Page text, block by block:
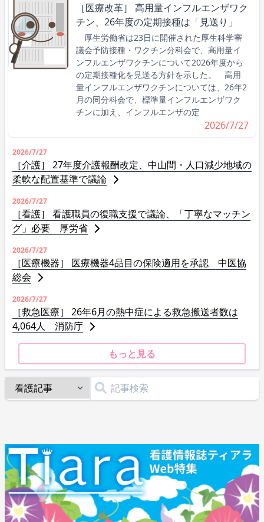
［医療改革］ 高用量インフルエンザワク
チン、26年度の定期接種は「見送り」
厚生労働省は23日に開催された厚生科学審
議会予防接種・ワクチン分科会で、高用量イ
ンフルエンザワクチンについて2026年度から
の定期接種化を見送る方針を示した。 高用
量インフルエンザワクチンについては、26年2
月の同分科会で、標準量インフルエンザワク
チンに加え、インフルエンザの定
2026/7/27
2026/7/27
［介護］ 27年度介護報酬改定、中山間・人口減少地域の
柔軟な配置基準で議論
2026/7/27
［看護］ 看護職員の復職支援で議論、「丁寧なマッチン
グ」必要 厚労省
2026/7/27
［医療機器］ 医療機器4品目の保険適用を承認 中医協
総会
2026/7/27
［救急医療］ 26年6月の熱中症による救急搬送者数は
4,064人 消防庁
もっと見る